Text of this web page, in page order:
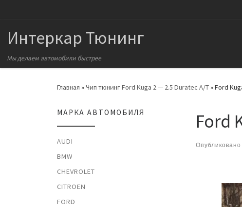
Интеркар Тюнинг
Мы делаем автомобили быстрее
Главная »Чип тюнинг Ford Kuga 2 — 2.5 Duratec A/T»Ford
Ford
Опубликовано
МАРКА АВТОМОБИЛЯ
AUDI
BMW
CHEVROLET
CITROEN
FORD